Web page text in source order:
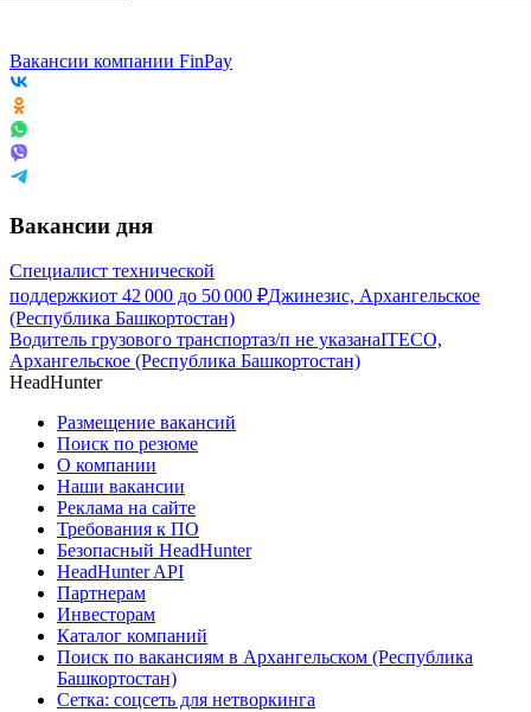
Вакансии компании FinPay
Вакансии дня
Специалист технической
поддержкиот 42 000 до 50 000 ₽Джинезис, Архангельское
(Республика Башкортостан)
Водитель грузового транспортаз/п не указанаITECO,
Архангельское (Республика Башкортостан)
HeadHunter
Размещение вакансий
Поиск по резюме
О компании
Наши вакансии
Реклама на сайте
Требования к ПО
Безопасный HeadHunter
HeadHunter API
Партнерам
Инвесторам
Каталог компаний
Поиск по вакансиям в Архангельском (Республика
Башкортостан)
Сетка: соцсеть для нетворкинга